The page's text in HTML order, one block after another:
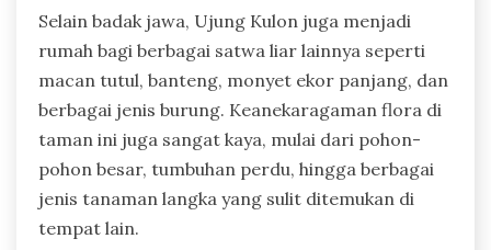
Selain badak jawa, Ujung Kulon juga menjadi
rumah bagi berbagai satwa liar lainnya seperti
macan tutul, banteng, monyet ekor panjang, dan
berbagai jenis burung. Keanekaragaman flora di
taman ini juga sangat kaya, mulai dari pohon-
pohon besar, tumbuhan perdu, hingga berbagai
jenis tanaman langka yang sulit ditemukan di
tempat lain.